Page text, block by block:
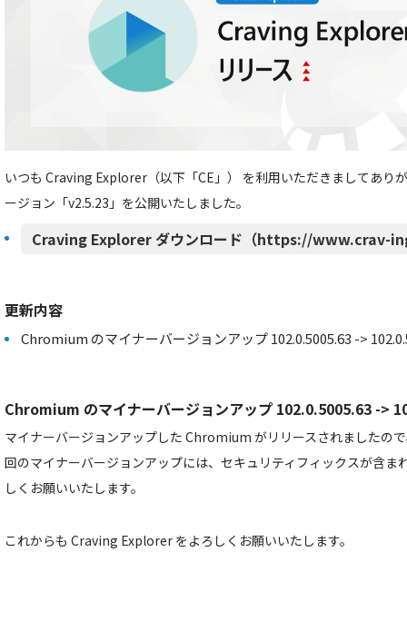
いつも Craving Explorer（以下「CE」） を利用いただきましてあり
ージョン「v2.5.23」を公開いたしました。
Craving Explorer ダウンロード（https://www.crav-
更新内容
Chromium のマイナーバージョンアップ 102.0.5005.63 ->
Chromium のマイナーバージョンアップ 102.0.5005.63 ->
マイナーバージョンアップした Chromium がリリースされましたの
回のマイナーバージョンアップには、セキュリティフィックスが含ま
しくお願いいたします。
これからも Craving Explorer をよろしくお願いいたします。